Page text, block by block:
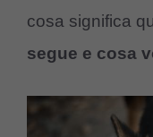
cosa significa
segue e cosa